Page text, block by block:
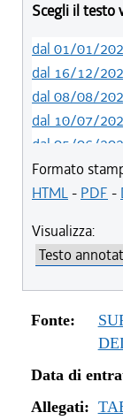
Scegli il testo
dal 01/01/
dal 16/12/
dal 08/08/
dal 10/07/
dal 05/06/
dal 14/05/
dal 12/08/
dal 04/08/
dal 14/06/
dal 01/01/
dal 10/12/
dal 06/11/
dal 20/05/
Formato
HTML- PDF -
Visualizza:
Fonte:
Data di
Allegati: